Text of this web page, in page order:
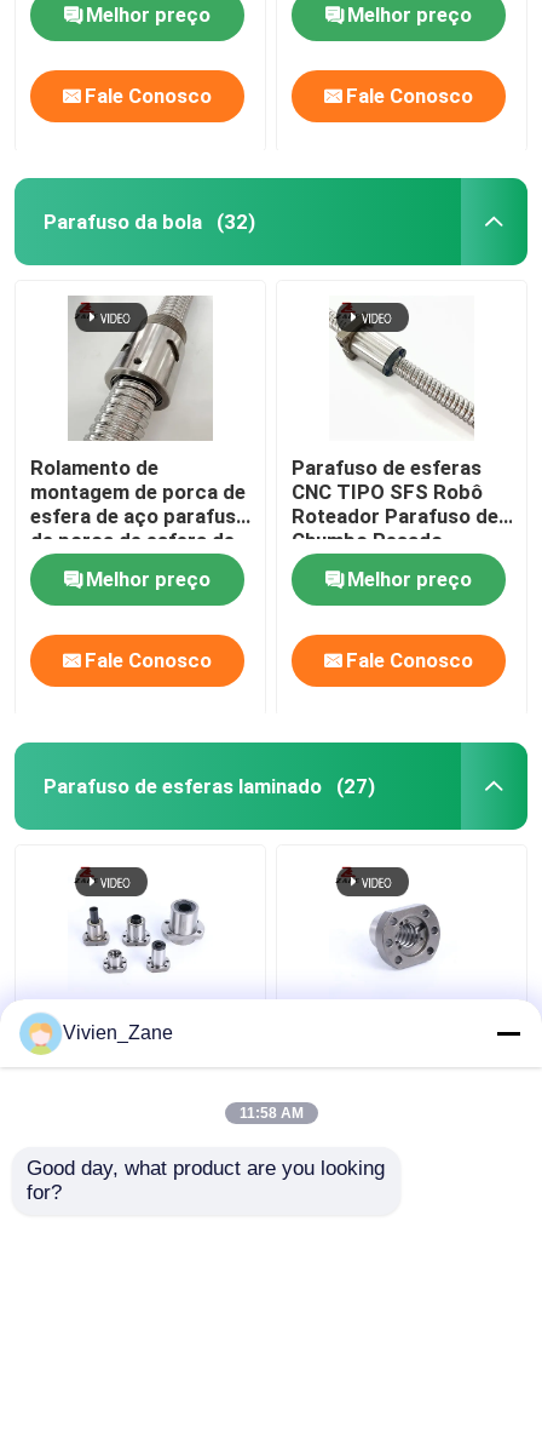
Melhor preço
Fale Conosco
Melhor preço
Fale Conosco
Parafuso da bola (32)
Rolamento de
montagem de porca de
esfera de aço parafuso
de porca de esfera de
4 mm
Melhor preço
Fale Conosco
Parafuso de esferas
CNC TIPO SFS Robô
Roteador Parafuso de
Chumbo Pesado
3000mm
Melhor preço
Fale Conosco
Parafuso de esferas laminado (27)
Parafuso de esferas
laminados tipo SF
com rosca laminada
Vivien_Zane
11:58 AM
Good day, what product are you looking
for?